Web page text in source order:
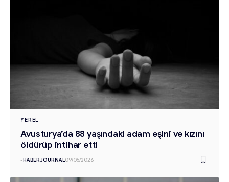
YEREL
Avusturya’da 88 yaşındaki adam eşini ve kızını
öldürüp intihar etti
-HABERJOURNAL09/05/2026